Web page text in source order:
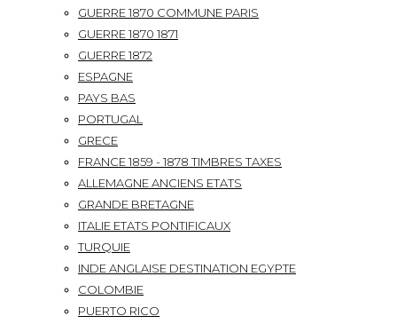
GUERRE 1870 COMMUNE PARIS
GUERRE 1870 1871
GUERRE 1872
ESPAGNE
PAYS BAS
PORTUGAL
GRECE
FRANCE 1859 - 1878 TIMBRES TAXES
ALLEMAGNE ANCIENS ETATS
GRANDE BRETAGNE
ITALIE ETATS PONTIFICAUX
TURQUIE
INDE ANGLAISE DESTINATION EGYPTE
COLOMBIE
PUERTO RICO